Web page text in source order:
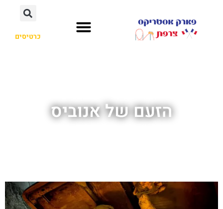
כרטיסים
הזעם של אנוביס